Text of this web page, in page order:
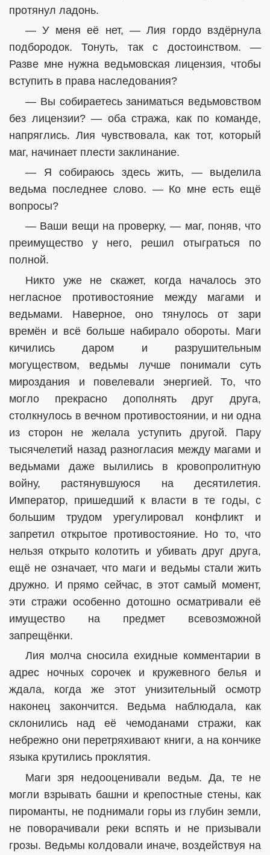
протянул ладонь.
— У меня её нет, — Лия гордо вздёрнула
подбородок. Тонуть, так с достоинством. —
Разве мне нужна ведьмовская лицензия, чтобы
вступить в права наследования?
— Вы собираетесь заниматься ведьмовством
без лицензии? — оба стража, как по команде,
напряглись. Лия чувствовала, как тот, который
маг, начинает плести заклинание.
— Я собираюсь здесь жить, — выделила
ведьма последнее слово. — Ко мне есть ещё
вопросы?
— Ваши вещи на проверку, — маг, поняв, что
преимущество у него, решил отыграться по
полной.
Никто уже не скажет, когда началось это
негласное противостояние между магами и
ведьмами. Наверное, оно тянулось от зари
времён и всё больше набирало обороты. Маги
кичились даром и разрушительным
могуществом, ведьмы лучше понимали суть
мироздания и повелевали энергией. То, что
могло прекрасно дополнять друг друга,
столкнулось в вечном противостоянии, и ни одна
из сторон не желала уступить другой. Пару
тысячелетий назад разногласия между магами и
ведьмами даже вылились в кровопролитную
войну, растянувшуюся на десятилетия.
Император, пришедший к власти в те годы, с
большим трудом урегулировал конфликт и
запретил открытое противостояние. Но то, что
нельзя открыто колотить и убивать друг друга,
ещё не означает, что маги и ведьмы стали жить
дружно. И прямо сейчас, в этот самый момент,
эти стражи особенно дотошно осматривали её
имущество на предмет всевозможной
запрещёнки.
Лия молча сносила ехидные комментарии в
адрес ночных сорочек и кружевного белья и
ждала, когда же этот унизительный осмотр
наконец закончится. Ведьма наблюдала, как
склонились над её чемоданами стражи, как
небрежно они перетряхивают книги, а на кончике
языка крутились проклятия.
Маги зря недооценивали ведьм. Да, те не
могли взрывать башни и крепостные стены, как
пироманты, не поднимали горы из глубин земли,
не поворачивали реки вспять и не призывали
грозы. Ведьмы колдовали иначе, воздействуя на